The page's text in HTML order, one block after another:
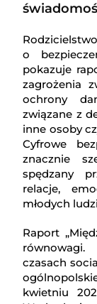
o
pokazuje
zagrożenia
ochrony
związane z
inne osoby
Cyfrowe
znacznie
spędzany
relacje,
młodych
Raport
czasach
kwietniu